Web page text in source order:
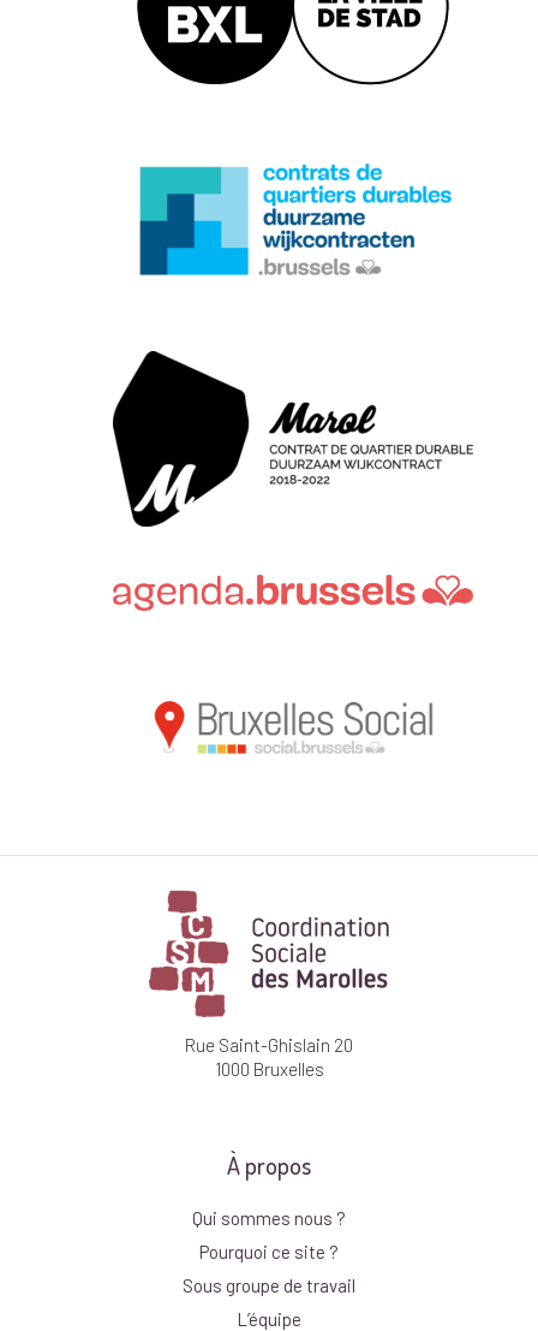
Rue Saint-Ghislain 20
1000 Bruxelles
À propos
Qui sommes nous ?
Pourquoi ce site ?
Sous groupe de travail
L’équipe